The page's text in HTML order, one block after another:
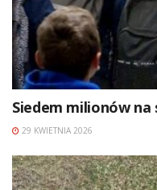
Siedem milionów
29 KWIETNIA 2026